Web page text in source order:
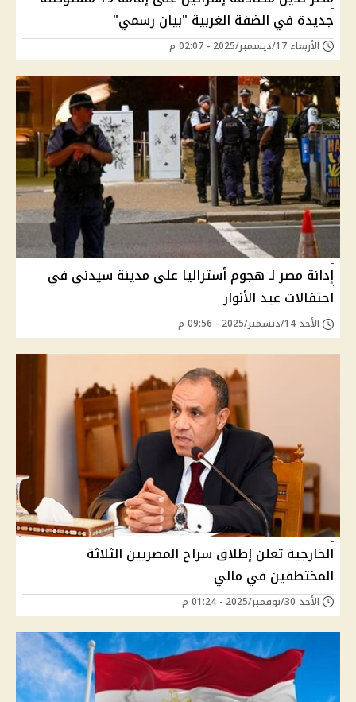
جديدة في الضفة الغربية "بيان رسمي"
الأربعاء 17/ديسمبر/2025 - 02:07 م
إدانة مصر لـ هجوم أستراليا على مدينة سيدني في
احتفالات عيد الأنوار
الأحد 14/ديسمبر/2025 - 09:56 م
الخارجية تعلن إطلاق سراح المصريين الثلاثة
المختطفين في مالي
الأحد 30/نوفمبر/2025 - 01:24 م